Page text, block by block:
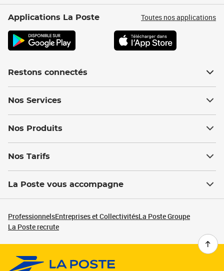
Applications La Poste Toutes nos applications
Restons connectés
Nos Services
Nos Produits
Nos Tarifs
La Poste vous accompagne
ProfessionnelsEntreprises et CollectivitésLa Poste Groupe
La Poste recrute